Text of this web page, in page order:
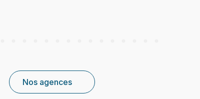
Nos agences